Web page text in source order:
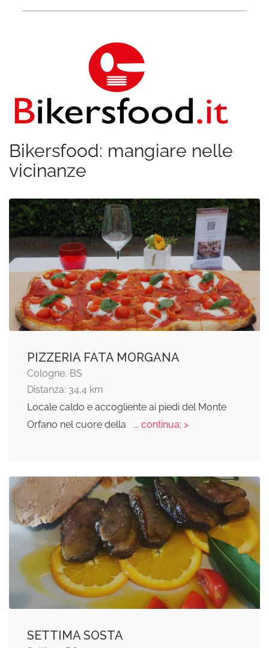
Bikersfood: mangiare nelle
vicinanze
PIZZERIA FATA MORGANA
Cologne, BS
Distanza: 34,4 km
Locale caldo e accogliente ai piedi del Monte
Orfano nel cuore della
... continua: >
SETTIMA SOSTA